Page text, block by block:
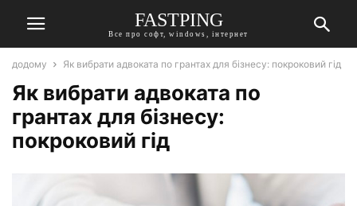
FASTPING
Все про софт, windows, інтернет
додому Як вибрати адвоката по грантах для бізнесу: покроковий гід
Як вибрати адвоката по
грантах для бізнесу:
покроковий гід